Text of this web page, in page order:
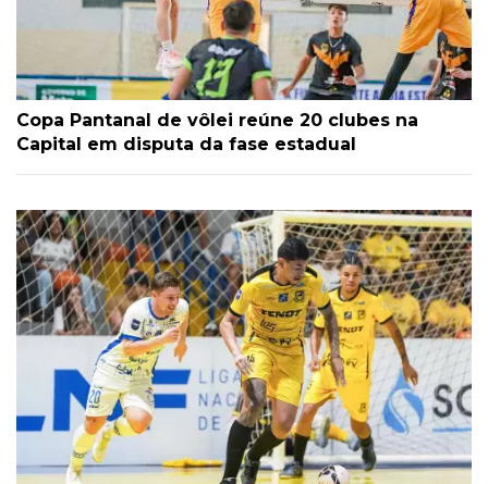
Copa Pantanal de vôlei reúne 20 clubes na
Capital em disputa da fase estadual